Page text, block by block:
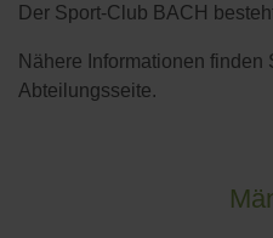
Der Sport-Club BACH
Nähere Informationen
Abteilungsseite.